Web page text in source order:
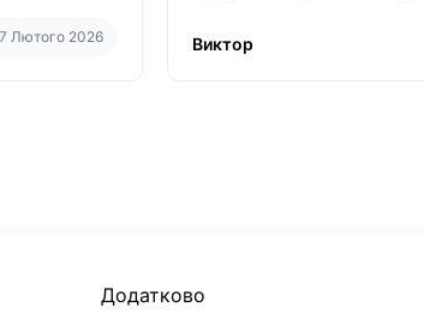
Лютого 2026
малолитражка с
Виктор
Додатково